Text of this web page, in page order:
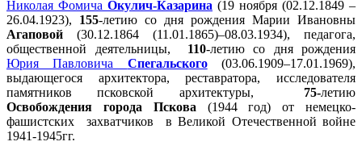
Николая Фомича Окулич-Казарина (19 ноября (02.12.1849 –
26.04.1923), 155-летию со дня рождения Марии Ивановны
Агаповой (30.12.1864 (11.01.1865)–08.03.1934), педагога,
общественной деятельницы, 110-летию со дня рождения
Юрия Павловича Спегальского(03.06.1909–17.01.1969),
выдающегося архитектора, реставратора, исследователя
памятников псковской архитектуры, 75-летию
Освобождения города Пскова (1944 год) от немецко-
фашистских захватчиков в Великой Отечественной войне
1941-1945гг.